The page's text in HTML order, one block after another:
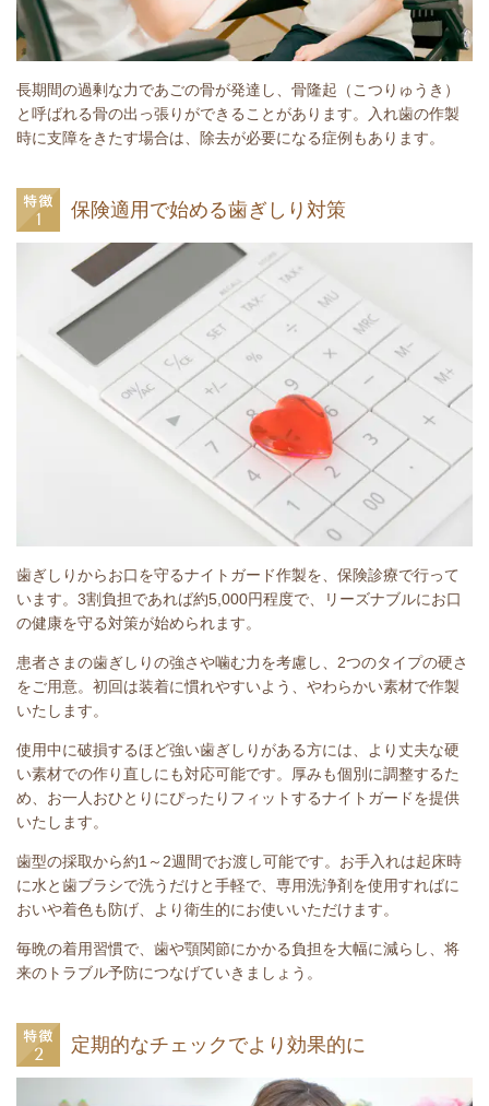
長期間の過剰な力であごの骨が発達し、骨隆起（こつりゅうき）
と呼ばれる骨の出っ張りができることがあります。入れ歯の作製
時に支障をきたす場合は、除去が必要になる症例もあります。
保険適用で始める歯ぎしり対策
歯ぎしりからお口を守るナイトガード作製を、保険診療で行って
います。3割負担であれば約5,000円程度で、リーズナブルにお口
の健康を守る対策が始められます。
患者さまの歯ぎしりの強さや噛む力を考慮し、2つのタイプの硬さ
をご用意。初回は装着に慣れやすいよう、やわらかい素材で作製
いたします。
使用中に破損するほど強い歯ぎしりがある方には、より丈夫な硬
い素材での作り直しにも対応可能です。厚みも個別に調整するた
め、お一人おひとりにぴったりフィットするナイトガードを提供
いたします。
歯型の採取から約1～2週間でお渡し可能です。お手入れは起床時
に水と歯ブラシで洗うだけと手軽で、専用洗浄剤を使用すればに
おいや着色も防げ、より衛生的にお使いいただけます。
毎晩の着用習慣で、歯や顎関節にかかる負担を大幅に減らし、将
来のトラブル予防につなげていきましょう。
定期的なチェックでより効果的に